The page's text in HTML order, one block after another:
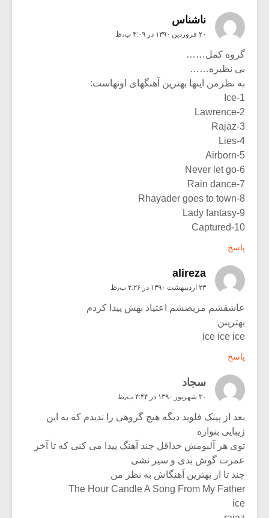
ناشناس
۲۰ فروردین ۱۳۹۰ در ۴:۰۹ ب٫ظ
گروه کمل……
بی نظیره……
به نظرمن اینها بهترین آهنگهای اونهاست:
1-Ice
2-Lawrence
3-Rajaz
4-Lies
5-Airborn
6-Never let go
7-Rain dance
8-Rhayader goes to town
9-Lady fantasy
10-Captured
پاسخ
alireza
۲۳ اردیبهشت ۱۳۹۰ در ۲:۲۶ ب٫ظ
عاشقشم مریضشم اعتیاد بهش پیدا کردم
بهترینن
ice ice ice
پاسخ
سجاد
۳۰ شهریور ۱۳۹۰ در ۴:۴۴ ب٫ظ
بعد از پینک فلوید دیگه هیچ گروهی را ندیدم که به این
زیبایی بنوازه
توی هر آلبومش حداقل چند آهنگ پیدا می کنی که تا آخر
عمرت گوش بدی و سیر نشی
چند تا از بهترین آهنگاش به نظر من
The Hour Candle A Song From My Father
ice